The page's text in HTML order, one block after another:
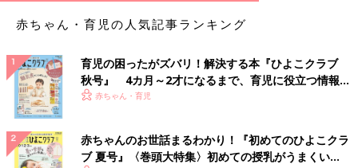
赤ちゃん・育児の人気記事ランキング
育児の困ったがズバリ！解決する本『ひよこクラブ
秋号』 4カ月～2才になるまで、育児に役立つ情報が
いっぱい！
赤ちゃん・育児
赤ちゃんのお世話まるわかり！『初めてのひよこクラ
ブ 夏号』〈巻頭大特集〉初めての授乳がうまくい